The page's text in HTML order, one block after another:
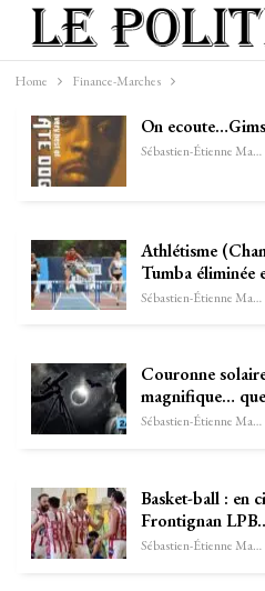
Home Finance-Marches
On ecoute…Gims
Sébastien-Étienne Marechal
Athlétisme
Tumba éliminée
Sébastien-Étienne Marechal
Couronne
magnifique…
Sébastien-Étienne Marechal
Basket-ball : en
Frontignan
Sébastien-Étienne Marechal